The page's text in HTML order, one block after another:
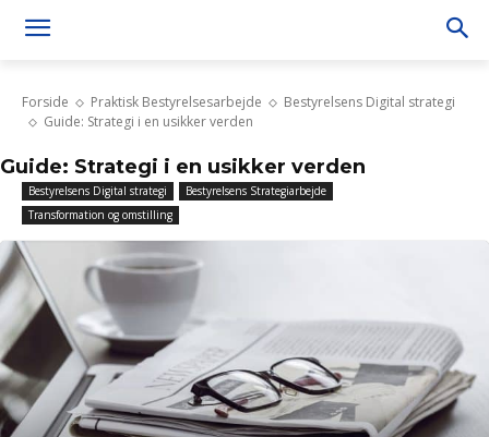
Forside Praktisk Bestyrelsesarbejde
Bestyrelsens Digital strategi
Guide: Strategi i en usikker verden
Guide: Strategi i en usikker verden
Bestyrelsens Digital strategi
Bestyrelsens Strategiarbejde
Transformation og omstilling